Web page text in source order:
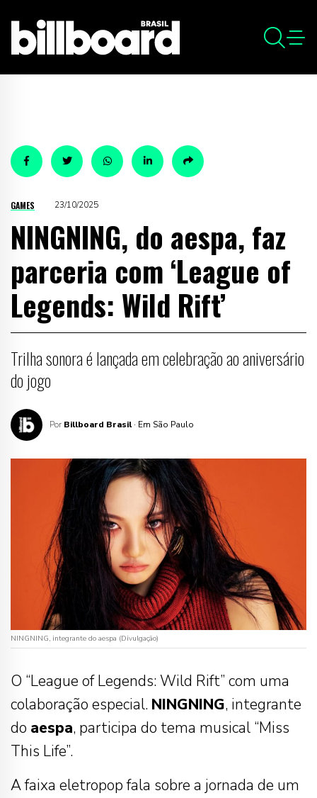
GAMES 23/10/2025
NINGNING, do aespa, faz
parceria com ‘League of
Legends: Wild Rift’
Trilha sonora é lançada em celebração ao aniversário
do jogo
Por Billboard Brasil · Em São Paulo
NINGNING, integrante do aespa (Divulgação)
O “League of Legends: Wild Rift” com uma
colaboração especial. NINGNING, integrante
do aespa, participa do tema musical “Miss
This Life”.
A faixa eletropop fala sobre a jornada de um